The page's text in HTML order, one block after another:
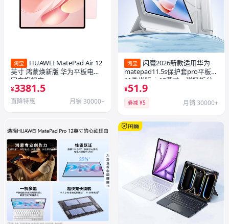
淘宝
HUAWEI MatePad Air 12
英寸 鸿蒙焕新版 华为平板电脑
官方旗舰店
¥3381.5
直降特惠 月销 30000+
淘宝
闪魔2026新款适用华为
matepad11.5s保护套pro平板壳
11柔光版air12英寸se磁吸拆分
带笔槽防弯摔13.2透明亚克力
¥51.9
券减 ¥5 月销 30000+